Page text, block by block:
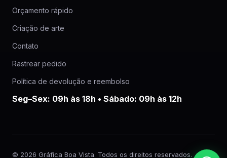
Orçamento rápido
Criação de arte
Contato
Rastrear pedido
Política de devolução e reembolso
Seg–Sex: 09h às 18h • Sábado: 09h às 12h
© 2026 Gráfica Boa Vista. Todos os direitos reservados.